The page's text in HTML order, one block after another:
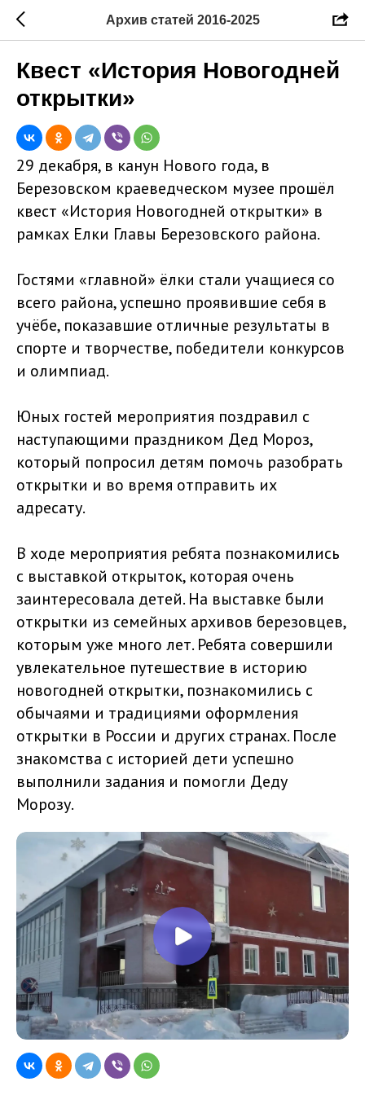
Архив статей 2016-2025
Квест «История Новогодней
открытки»
29 декабря, в канун Нового года, в
Березовском краеведческом музее прошёл
квест «История Новогодней открытки» в
рамках Елки Главы Березовского района.
Гостями «главной» ёлки стали учащиеся со
всего района, успешно проявившие себя в
учёбе, показавшие отличные результаты в
спорте и творчестве, победители конкурсов
и олимпиад.
Юных гостей мероприятия поздравил с
наступающими праздником Дед Мороз,
который попросил детям помочь разобрать
открытки и во время отправить их
адресату.
В ходе мероприятия ребята познакомились
с выставкой открыток, которая очень
заинтересовала детей. На выставке были
открытки из семейных архивов березовцев,
которым уже много лет. Ребята совершили
увлекательное путешествие в историю
новогодней открытки, познакомились с
обычаями и традициями оформления
открытки в России и других странах. После
знакомства с историей дети успешно
выполнили задания и помогли Деду
Морозу.